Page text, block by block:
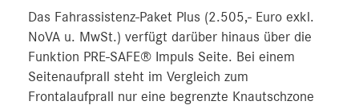
Das Fahrassistenz-Paket Plus (2.505,- Euro exkl.
NoVA u. MwSt.) verfügt darüber hinaus über die
Funktion PRE-SAFE® Impuls Seite. Bei einem
Seitenaufprall steht im Vergleich zum
Frontalaufprall nur eine begrenzte Knautschzone